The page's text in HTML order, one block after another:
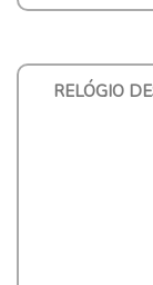
RELÓGIO